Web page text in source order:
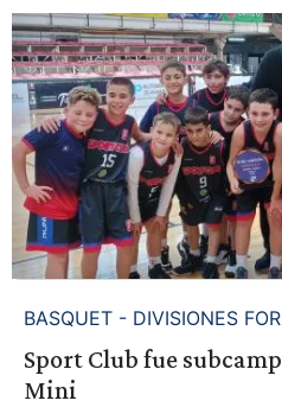
BASQUET - DIVISIONES
Sport Club fue
Mini